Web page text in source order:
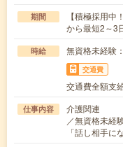
期間
【積極採用
から最短2～3
時給 無資格未経
交通費
交通費全額支
仕事内容
介護関連
／無資格未経
「話し相手